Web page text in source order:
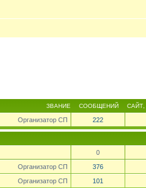
ЗВАНИЕ СООБЩЕНИЙ САЙТ
Организатор СП 222
0
Организатор СП
376
Организатор СП
101